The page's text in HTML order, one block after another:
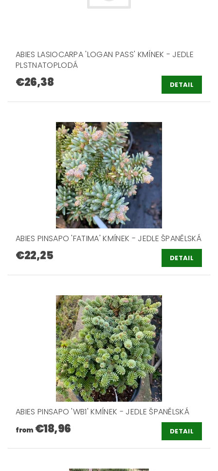
ABIES LASIOCARPA 'LOGAN PASS' KMÍNEK - JEDLE
PLSTNATOPLODÁ
€26,38 DETAIL
ABIES PINSAPO 'FATIMA' KMÍNEK - JEDLE ŠPANĚLSKÁ
€22,25 DETAIL
ABIES PINSAPO 'WB1' KMÍNEK - JEDLE ŠPANĚLSKÁ
from €18,96 DETAIL